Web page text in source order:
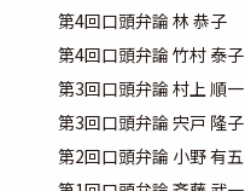
第4回口頭弁論 林 恭子
第4回口頭弁論 竹村 泰子
第3回口頭弁論 村上 順一
第3回口頭弁論 宍戸 隆子
第2回口頭弁論 小野 有五